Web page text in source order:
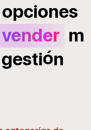
opciones
vender m
gestión